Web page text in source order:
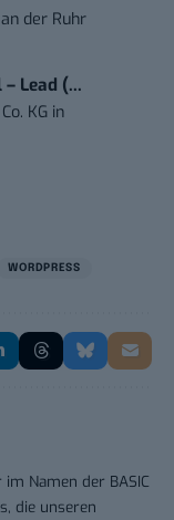
der Ruhr
Lead (...
KG in
WORDPRESS
Namen der BASIC
die unseren